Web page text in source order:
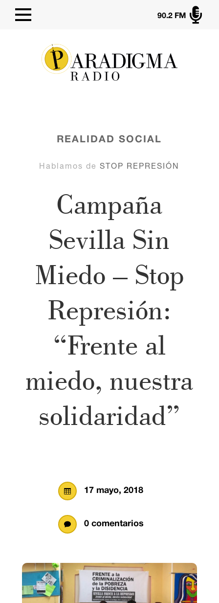

90.2 FM
REALIDAD SOCIAL
Hablamos deSTOP REPRESIÓN
Campaña
Sevilla Sin
Miedo – Stop
Represión:
“Frente al
miedo, nuestra
solidaridad”
 17 mayo, 2018
 0 comentarios